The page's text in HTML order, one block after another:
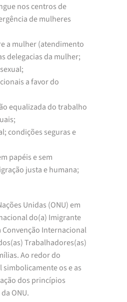
nos centros de
de mulheres
a mulher (atendimento
delegacias da mulher;
a favor do
equalizada do trabalho
condições seguras e
papéis e sem
justa e humana;
Unidas (ONU) em
do(a) Imigrante
Internacional
Trabalhadores(as)
Ao redor do
os e as
dos princípios
ONU.